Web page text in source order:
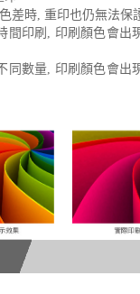
差時, 重印也仍無法保
間印刷, 印刷顏色會出
同數量, 印刷顏色會出